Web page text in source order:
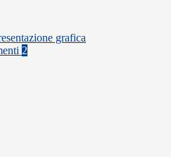
grafica
2